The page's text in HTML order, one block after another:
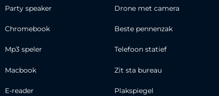
Party speaker
Chromebook
Mp3 speler
Macbook
E-reader
Drone met camera
Beste pennenzak
Telefoon statief
Zit sta bureau
Plakspiegel